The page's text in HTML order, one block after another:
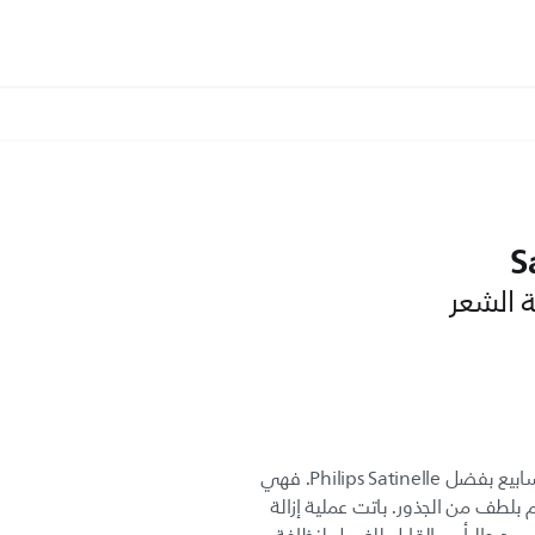
الشعر
استمتعي بساقَين ناعمتَين لمدة أسابيع بفضل Philips Satinelle. فهي
الشعر القصير جدًا لغاية 0,5 مم بلطف من الجذور. باتت عملية إزالة